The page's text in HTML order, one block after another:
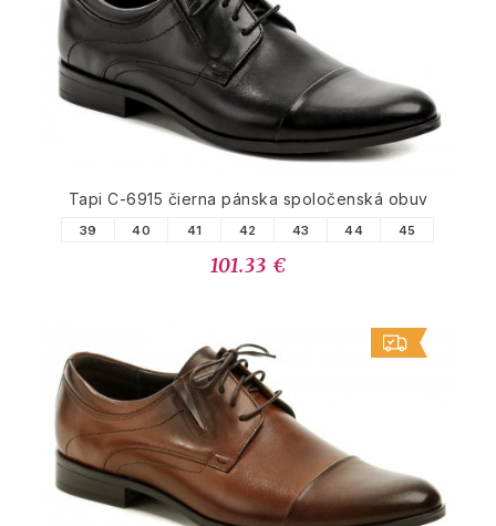
Tapi C-6915 čierna pánska spoločenská obuv
39 40 41 42 43 44 45
101.33 €